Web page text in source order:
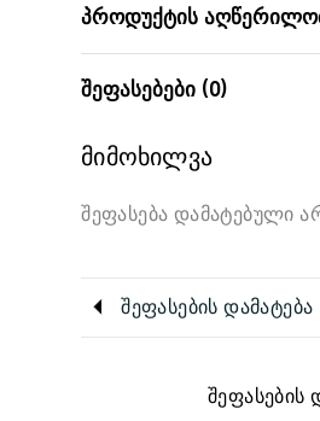
პროდუქტის
შეფასებები (0)
მიმოხილვა
შეფასება დამატებული
შეფასების დამატება
შეფასების